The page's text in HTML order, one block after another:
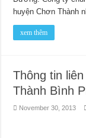
huyện Chơn Thành
xem thêm
Thông tin
Thành Bình
November 30, 2013